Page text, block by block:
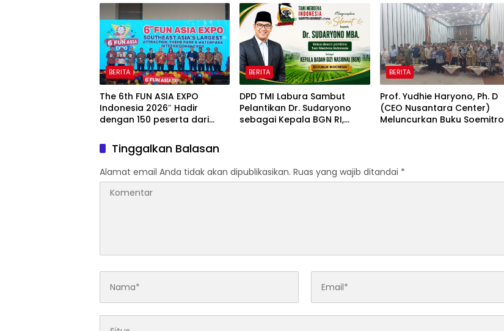
Indah Golf Jakarta
Indah Golf Jakarta
2026 & Dibuka Resmi
Pramono Anung (Gubernur
DKI Jakarta)
BERITA
The 6th FUN ASIA EXPO
Indonesia 2026″ Hadir
dengan 150 peserta dari
Industri Taman Rekreasi dan
Ekosistem Pariwisata di
Tanah Air
BERITA
DPD TMI Labura Sambut
Pelantikan Dr. Sudaryono
sebagai Kepala BGN RI,
BERITA
Prof. Yudhie Haryono, Ph. D
(CEO Nusantara Center)
Meluncurkan Buku Soemitro
Simposium Nasional
bertema “Urgensi Undang-
Tinggalkan Balasan
Alamat email Anda tidak akan dipublikasikan. Ruas yang wajib ditandai *